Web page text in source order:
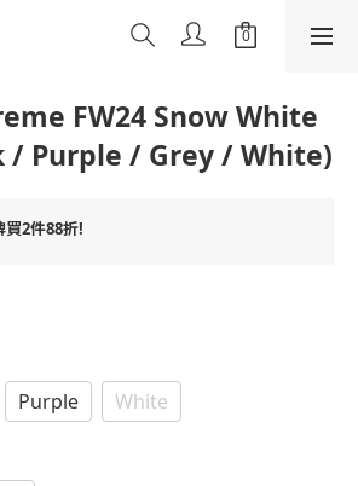
FW24 Snow White
/ Purple / Grey / White)
2件88折!
Purple White